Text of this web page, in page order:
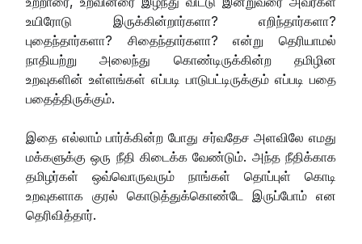
உயிரோடு இருக்கின்றார்களா? எறிந்தார்களா?
புதைந்தார்களா? சிதைந்தார்களா? என்று தெரியாமல்
நாதியற்று அலைந்து கொண்டிருக்கின்ற தமிழின
உறவுகளின் உள்ளங்கள் எப்படி பாடுபட்டிருக்கும் எப்படி பதை
பதைத்திருக்கும்.
இதை எல்லாம் பார்க்கின்ற போது சர்வதேச அளவிலே எமது
மக்களுக்கு ஒரு நீதி கிடைக்க வேண்டும். அந்த நீதிக்காக
தமிழர்கள் ஒவ்வொருவரும் நாங்கள் தொப்புள் கொடி
உறவுகளாக குரல் கொடுத்துக்கொண்டே இருப்போம் என
தெரிவித்தார்.